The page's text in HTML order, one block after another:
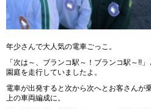
年少さんで大人気の電車ごっこ。
「次は～、ブランコ駅～！ブランコ駅～!!
園庭を走行していましたよ。
電車が出発すると次から次へとお客さんが
上の車両編成に。